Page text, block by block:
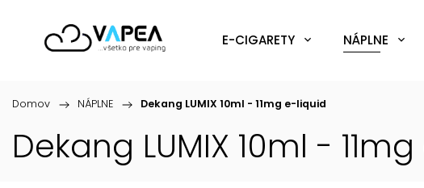
E-CIGARETY NÁPLNE
Domov / NÁPLNE / Dekang LUMIX 10ml - 11mg e-liquid
Dekang LUMIX 10ml - 11mg